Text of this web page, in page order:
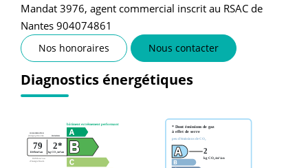
Mandat 3976, agent commercial inscrit au RSAC de
Nantes 904074861
Nos honoraires Nous contacter
Diagnostics énergétiques